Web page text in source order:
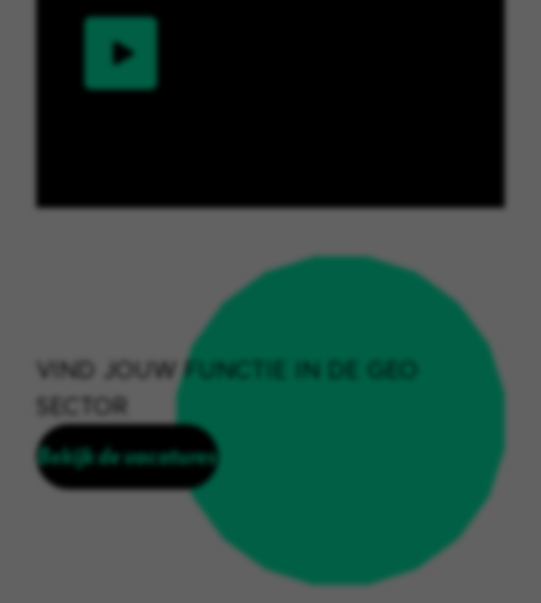
VIND JOUW FUNCTIE IN DE GEO
SECTOR
Bekijk de vacatures